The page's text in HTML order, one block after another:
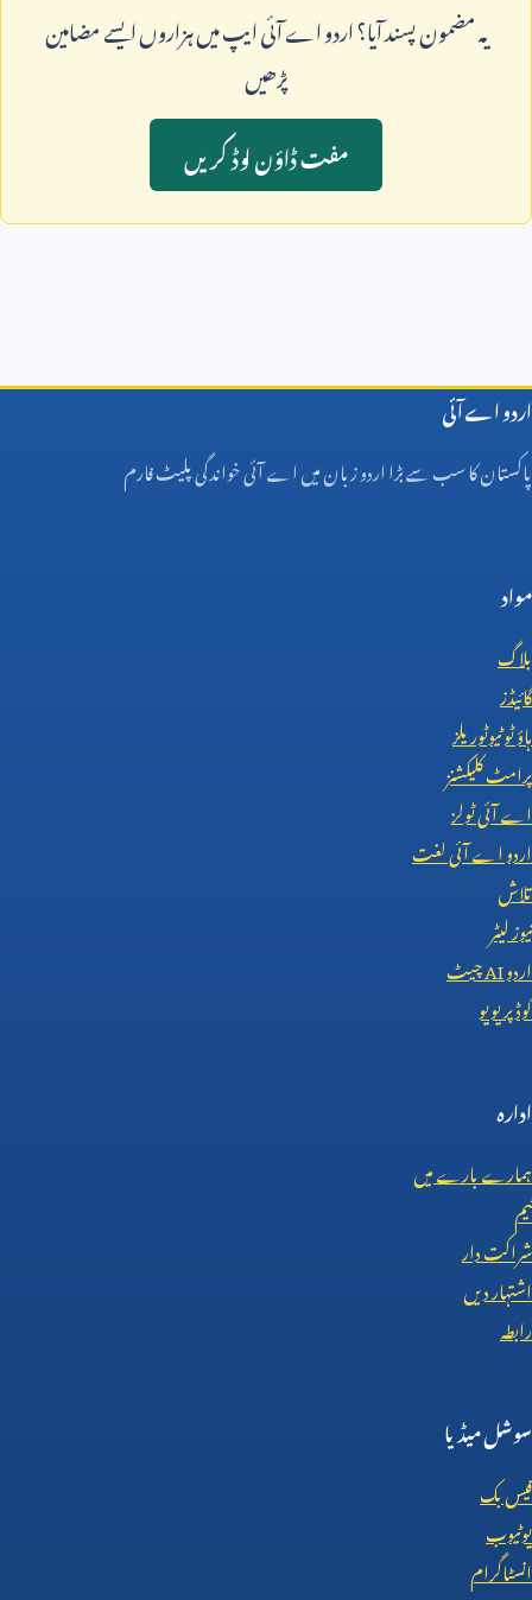
يہ مضمون پسند آيا؟ اردو اے آئی ايپ ميں ہزاروں ايسے مضامين
پڑھيں
مفت ڈاؤن لوڈ کريں
اردو اے آئی
پاکستان کا سب سے بڑا اردو زبان میں اے آئی خواندگی پلیٹ فارم
مواد
بلاگ
گائیڈز
ہاؤ ٹو ٹیوٹوریلز
پرامٹ کلیکشنز
اے آئی ٹولز
اردو اے آئی لغت
تلاش
نیوز لیٹر
اردوAIچیٹ
کوڈ پریویو
ادارہ
ہمارے بارے میں
ٹیم
شراکت دار
اشتہار دیں
رابطہ
سوشل میڈیا
فیس بک
یوٹیوب
انسٹاگرام